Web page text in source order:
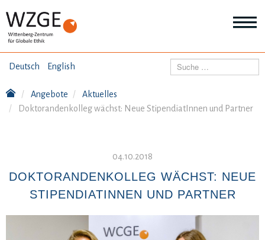
Deutsch English THEMEN
Suchen
Angebote
Aktuelles
Doktorandenkolleg wächst: Neue StipendiatInnen und Partner
04.10.2018
DOKTORANDENKOLLEG WÄCHST: NEUE
STIPENDIATINNEN UND PARTNER